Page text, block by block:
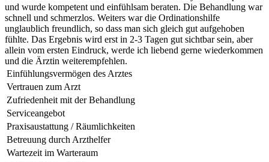
und wurde kompetent und einfühlsam beraten. Die Behandlung war
schnell und schmerzlos. Weiters war die Ordinationshilfe
unglaublich freundlich, so dass man sich gleich gut aufgehoben
fühlte. Das Ergebnis wird erst in 2-3 Tagen gut sichtbar sein, aber
allein vom ersten Eindruck, werde ich liebend gerne wiederkommen
und die Ärztin weiterempfehlen.
Einfühlungsvermögen des Arztes
Vertrauen zum Arzt
Zufriedenheit mit der Behandlung
Serviceangebot
Praxisaustattung / Räumlichkeiten
Betreuung durch Arzthelfer
Wartezeit im Warteraum